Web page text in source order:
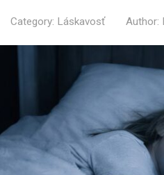
Category: Láskavosť Author: